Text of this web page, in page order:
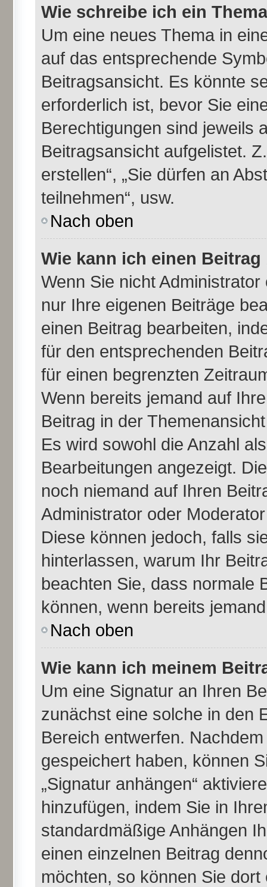
Wie schreibe ich ein
Um eine neues Thema in
auf das entsprechende
Beitragsansicht. Es könnte
erforderlich ist, bevor Sie
Berechtigungen sind jeweils
Beitragsansicht aufgelistet.
erstellen“, „Sie dürfen an
teilnehmen“, usw.
Nach oben
Wie kann ich einen
Wenn Sie nicht
nur Ihre eigenen Beiträge
einen Beitrag bearbeiten,
für den entsprechenden
für einen begrenzten
Wenn bereits jemand auf
Beitrag in der
Es wird sowohl die Anzahl
Bearbeitungen angezeigt.
noch niemand auf Ihren
Administrator oder
Diese können jedoch, falls
hinterlassen, warum Ihr
beachten Sie, dass normale
können, wenn bereits
Nach oben
Wie kann ich meinem
Um eine Signatur an Ihren
zunächst eine solche in den
Bereich entwerfen.
gespeichert haben, können
„Signatur anhängen“
hinzufügen, indem Sie in
standardmäßige Anhängen
einen einzelnen Beitrag
möchten, so können Sie